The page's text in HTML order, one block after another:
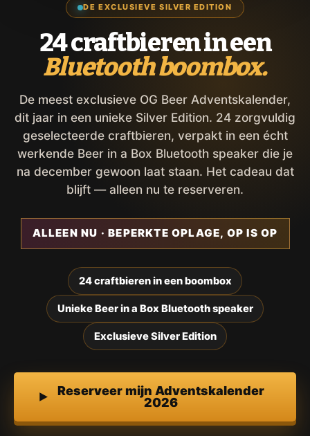
DE EXCLUSIEVE SILVER EDITION
24 craftbieren in een
Bluetooth boombox.
De meest exclusieve OG Beer Adventskalender,
dit jaar in een unieke Silver Edition. 24 zorgvuldig
geselecteerde craftbieren, verpakt in een écht
werkende Beer in a Box Bluetooth speaker die je
na december gewoon laat staan. Het cadeau dat
blijft — alleen nu te reserveren.
ALLEEN NU · BEPERKTE OPLAGE, OP IS OP
24 craftbieren in een boombox
Unieke Beer in a Box Bluetooth speaker
Exclusieve Silver Edition
Reserveer mijn Adventskalender
2026